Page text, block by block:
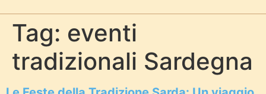
Tag: eventi
tradizionali Sardegna